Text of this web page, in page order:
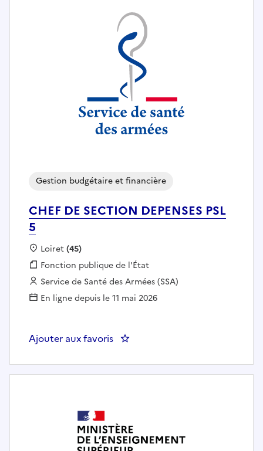
CHEF DE SECTION DEPENSES PSL
5
Gestion budgétaire et financière
Localisation :
Loiret(45)
Fonction publique :
Fonction publique de l'État
Employeur :
Service de Santé des Armées (SSA)
En ligne depuis le 11 mai 2026
Ajouter aux favoris : CHEF DE SECTION DEPENSES